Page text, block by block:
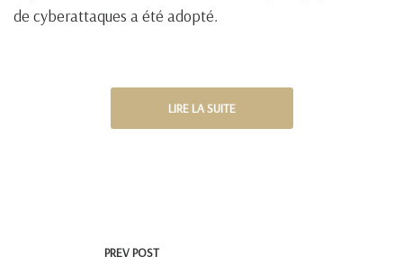
de cyberattaques a été adopté.
LIRE LA SUITE
PREV POST